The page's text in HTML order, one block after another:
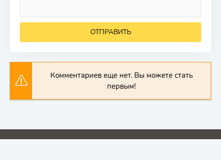
ОТПРАВИТЬ
Комментариев еще нет. Вы можете стать
первым!